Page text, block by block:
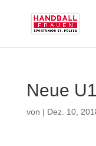
Neue
von | Dez. 10,